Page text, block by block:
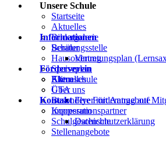
Unsere Schule
Startseite
Aktuelles
Bildergalerie
Beratungsstelle
Hausordnung
Speiseplan
Klimaschule
GTA
Besondere Förderangebote
Kooperationspartner
Schulgeschichte
Stellenangebote
Informationen
Schüler
Vertretungsplan
Eltern
Förderverein
Aktuelles
Über uns
Flyer mit Antrag auf
Kontakt
Impressum
Datenschutzerklärung